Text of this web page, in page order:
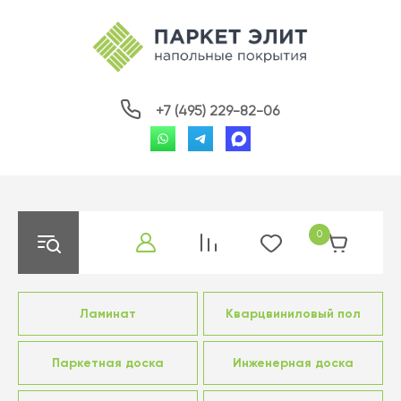
+7 (495) 229-82-06
0
Ламинат Кварцвиниловый пол
Паркетная доска Инженерная доска